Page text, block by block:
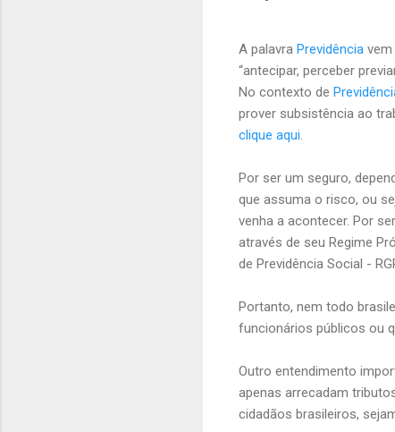
A palavra Previdência vem
“antecipar, perceber
No contexto de
prover subsistência ao
clique aqui.
Por ser um seguro,
que assuma o risco, ou
venha a acontecer. Por
através de seu Regime
de Previdência Social -
Portanto, nem todo
funcionários públicos ou
Outro entendimento
apenas arrecadam
cidadãos brasileiros,